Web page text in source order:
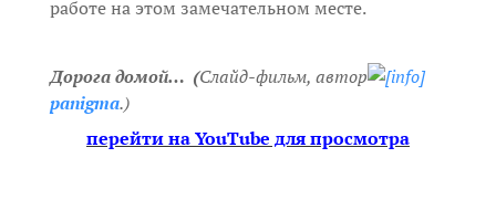
работе на этом замечательном месте.
Дорога домой… (Слайд-фильм, автор
panigma.)
перейти на YouTube для просмотра